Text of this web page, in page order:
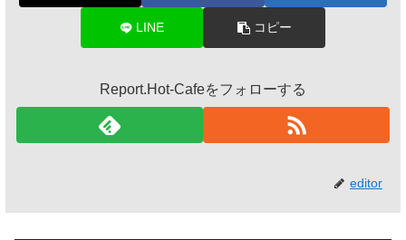
LINE コピー
Report.Hot-Cafeをフォローする
editor